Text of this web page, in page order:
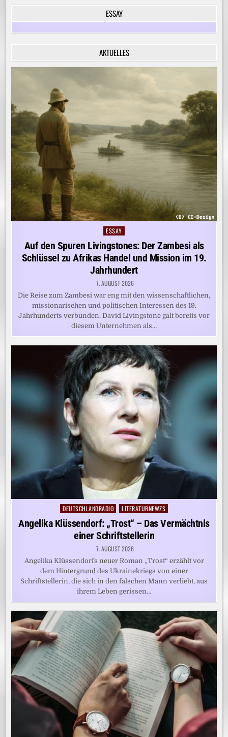
TECHNIKEN
KÖRPER,
UND
RUHE
ESSAY
AKTUELLES
Posted
ESSAY
Auf den Spuren Livingstones: Der Zambesi als
Schlüssel zu Afrikas Handel und Mission im 19.
Jahrhundert
7. AUGUST 2026
Die Reise zum Zambesi war eng mit den wissenschaftlichen,
missionarischen und politischen Interessen des 19.
Jahrhunderts verbunden. David Livingstone galt bereits vor
diesem Unternehmen als…
Posted
in
DEUTSCHLANDRADIO LITERATURNEWZS
Angelika Klüssendorf: „Trost“ – Das Vermächtnis
einer Schriftstellerin
7. AUGUST 2026
Angelika Klüssendorfs neuer Roman „Trost“ erzählt vor
dem Hintergrund des Ukrainekriegs von einer
Schriftstellerin, die sich in den falschen Mann verliebt, aus
ihrem Leben gerissen…